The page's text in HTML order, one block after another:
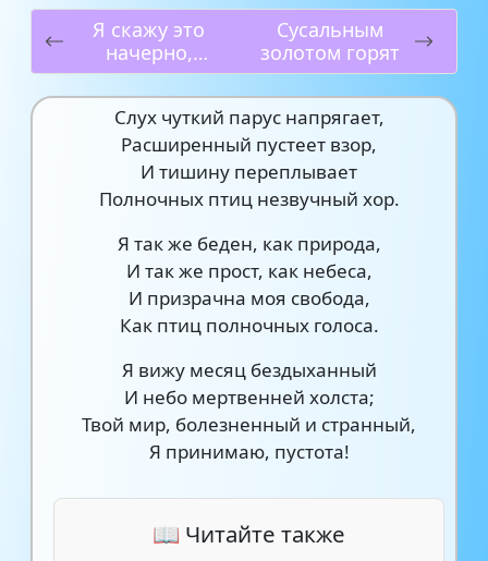
Я скажу это
начерно,
шепотом
Сусальным
золотом горят
Слух чуткий парус напрягает,
Расширенный пустеет взор,
И тишину переплывает
Полночных птиц незвучный хор.
Я так же беден, как природа,
И так же прост, как небеса,
И призрачна моя свобода,
Как птиц полночных голоса.
Я вижу месяц бездыханный
И небо мертвенней холста;
Твой мир, болезненный и странный,
Я принимаю, пустота!
📖 Читайте также